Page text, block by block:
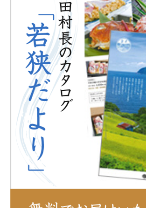
メディア掲載
鯖街道ウォーキング